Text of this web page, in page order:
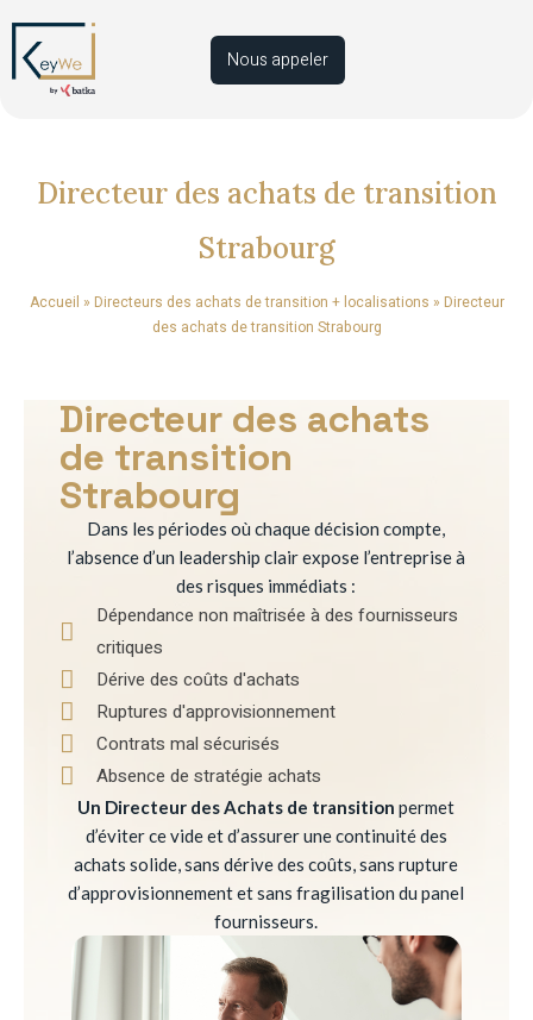
Nous appeler
Directeur des achats de transition
Strabourg
Accueil » Directeurs des achats de transition + localisations » Directeur
des achats de transition Strabourg
Directeur des achats
de transition
Strabourg
Dans les périodes où chaque décision compte,
l’absence d’un leadership clair expose l’entreprise à
des risques immédiats :
Dépendance non maîtrisée à des fournisseurs
critiques
Dérive des coûts d'achats
Ruptures d'approvisionnement
Contrats mal sécurisés
Absence de stratégie achats
Un Directeur des Achats de transition permet
d’éviter ce vide et d’assurer une continuité des
achats solide, sans dérive des coûts, sans rupture
d’approvisionnement et sans fragilisation du panel
fournisseurs.